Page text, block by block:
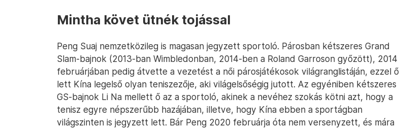
Mintha követ ütnék tojással
Peng Suaj nemzetközileg is magasan jegyzett sportoló. Párosban kétszeres Grand
Slam-bajnok (2013-ban Wimbledonban, 2014-ben a Roland Garroson győzött), 2014
februárjában pedig átvette a vezetést a női párosjátékosok világranglistáján, ezzel ő
lett Kína legelső olyan teniszezője, aki világelsőségig jutott. Az egyéniben kétszeres
GS-bajnok Li Na mellett ő az a sportoló, akinek a nevéhez szokás kötni azt, hogy a
tenisz egyre népszerűbb hazájában, illetve, hogy Kína ebben a sportágban
világszinten is jegyzett lett. Bár Peng 2020 februárja óta nem versenyzett, és mára